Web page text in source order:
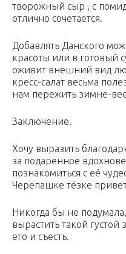
творожный сыр , с
отлично сочетается.
Добавлять Данского
красоты или в готовый
оживит внешний вид
кресс-салат весьма
нам пережить зимне-
Заключение.
Хочу выразить
за подаренное
познакомиться с её
Черепашке тёзке
Никогда бы не
вырастить такой
его и съесть.